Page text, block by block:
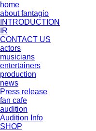
home
about fantagio
INTRODUCTION
IR
CONTACT US
actors
musicians
entertainers
production
news
Press release
fan cafe
audition
Audition Info
SHOP